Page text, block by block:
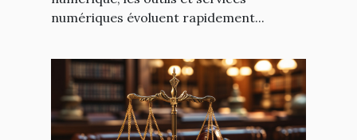
numériques évoluent rapidement...